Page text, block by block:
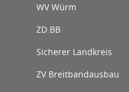
WV Würm
ZD.BB
Sicherer Landkreis
ZV Breitbandausbau